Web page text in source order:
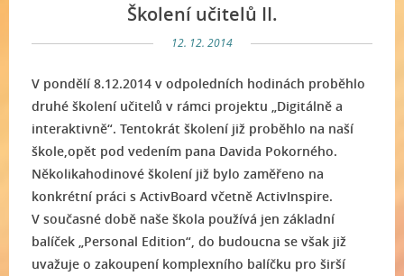
Školení učitelů II.
12. 12. 2014
V pondělí 8.12.2014 v odpoledních hodinách proběhlo
druhé školení učitelů v rámci projektu „Digitálně a
interaktivně“. Tentokrát školení již proběhlo na naší
škole,opět pod vedením pana Davida Pokorného.
Několikahodinové školení již bylo zaměřeno na
konkrétní práci s ActivBoard včetně ActivInspire.
V současné době naše škola používá jen základní
balíček „Personal Edition“, do budoucna se však již
uvažuje o zakoupení komplexního balíčku pro širší